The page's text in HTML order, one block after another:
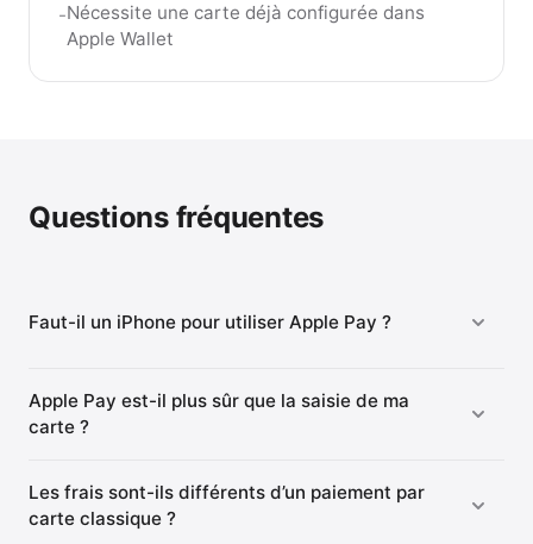
-Nécessite une carte déjà configurée dans
Apple Wallet
Questions fréquentes
Faut-il un iPhone pour utiliser Apple Pay ?
Apple Pay est-il plus sûr que la saisie de ma
carte ?
Les frais sont-ils différents d’un paiement par
carte classique ?